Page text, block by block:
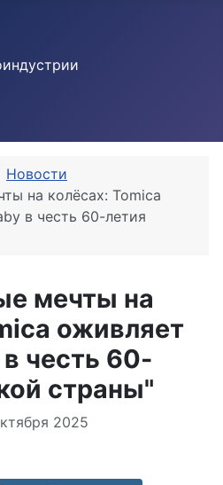
Новости
на колёсах: Tomica
в честь 60-летия
мечты на
оживляет
честь 60-
страны"
2025